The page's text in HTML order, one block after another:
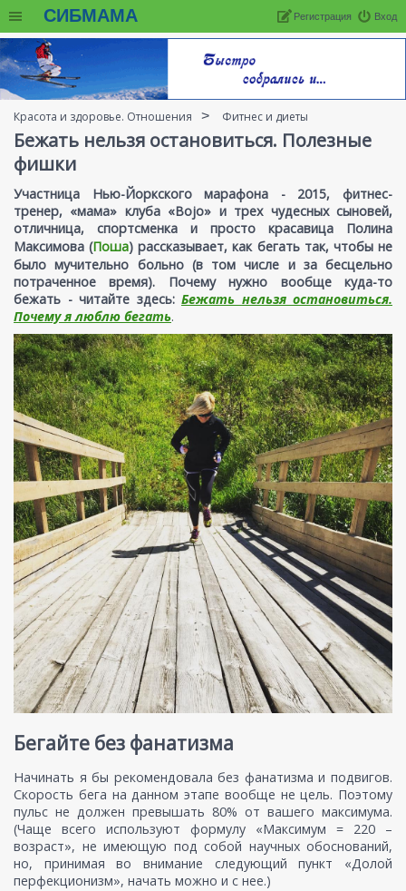
СИБМАМА Вход
Регистрация
Красота и здоровье. Отношения Фитнес и диеты
Бежать нельзя остановиться. Полезные
фишки
Участница Нью-Йоркского марафона - 2015, фитнес-
тренер, «мама» клуба «Bojo» и трех чудесных сыновей,
отличница, спортсменка и просто красавица Полина
Максимова (Поша)рассказывает, как бегать так, чтобы не
было мучительно больно (в том числе и за бесцельно
потраченное время). Почему нужно вообще куда-то
бежать - читайте здесь: Бежать нельзя остановиться.
Почему я люблю бегать.
Бегайте без фанатизма
Начинать я бы рекомендовала без фанатизма и подвигов.
Скорость бега на данном этапе вообще не цель. Поэтому
пульс не должен превышать 80% от вашего максимума.
(Чаще всего используют формулу «Максимум = 220 –
возраст», не имеющую под собой научных обоснований,
но, принимая во внимание следующий пункт «Долой
перфекционизм», начать можно и с нее.)